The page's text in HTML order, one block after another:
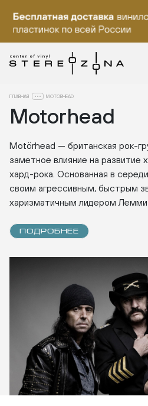
ГЛАВНАЯ MOTORHEAD
Motorhead
Motörhead — британская рок-
заметное влияние на развитие
хард-рока. Основанная в
своим агрессивным, быстрым
харизматичным лидером
ПОДРОБНЕЕ